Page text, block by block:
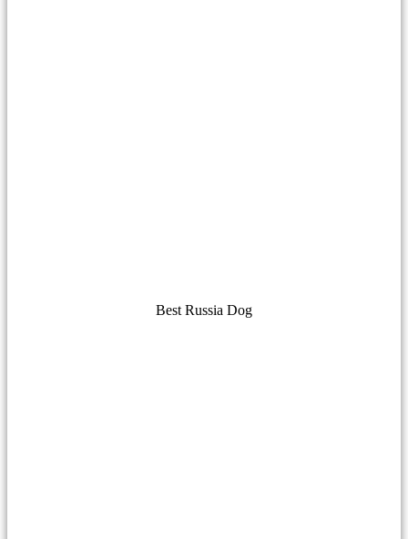
Best Russia Dog